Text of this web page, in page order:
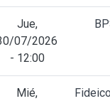
Jue,
07/2026
- 12:00
Mié,